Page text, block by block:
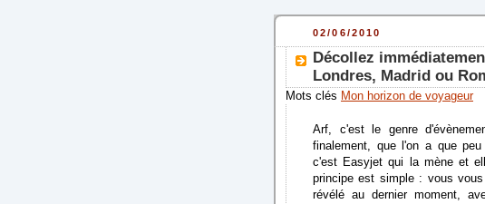
02/06/2010
Décollez
Londres, Madrid ou
Mots clés Mon horizon de voyageur
Arf, c'est le genre
finalement, que l'on a que
c'est Easyjet qui la mène et
principe est simple : vous
révélé au dernier moment,